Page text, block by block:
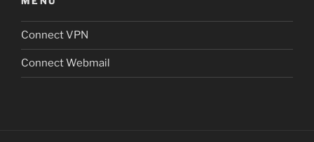
Connect VPN
Connect Webmail